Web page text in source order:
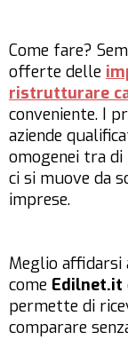
Come fare?
offerte delle
ristrutturare
conveniente. I
aziende
omogenei tra
ci si muove da
imprese.
Meglio
come Edilnet.it
permette di
comparare